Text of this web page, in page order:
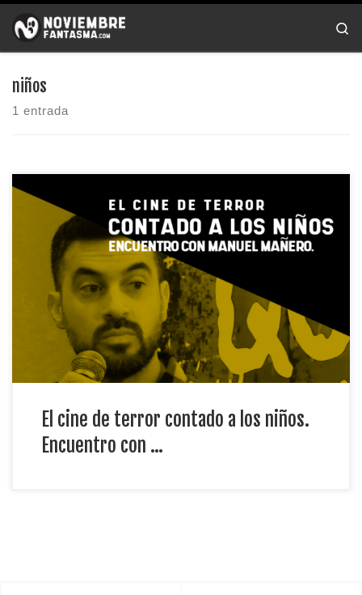
Saltar al contenido
niños
1 entrada
El periodista Manuel Mañero nos habla de su libro Cine […]
El cine de terror contado a los niños.
Encuentro con …